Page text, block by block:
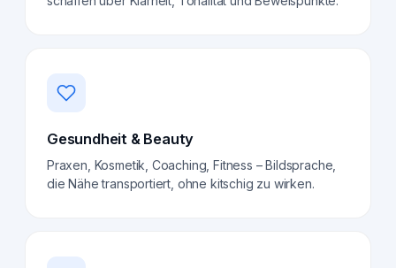
Gesundheit & Beauty
Praxen, Kosmetik, Coaching, Fitness – Bildsprache,
die Nähe transportiert, ohne kitschig zu wirken.